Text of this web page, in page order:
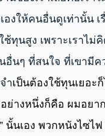
องให้คนอื่นดูเท่านั้น
ช้ทุนสูง เพราะเราไ
นๆ ที่สนใจ ที่เขามีค
าเป็นต้องใช้ทุนเยอะ
นั้นเอง พวกหนังไซไ